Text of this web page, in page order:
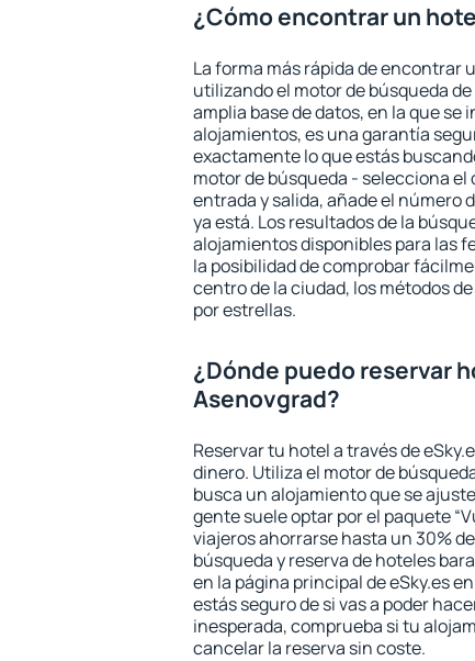
¿Cómo encontrar un
La forma más rápida de encontrar
utilizando el motor de búsqueda
amplia base de datos, en la que
alojamientos, es una garantía
exactamente lo que estás
motor de búsqueda - selecciona
entrada y salida, añade el número
ya está. Los resultados de la
alojamientos disponibles para las
la posibilidad de comprobar
centro de la ciudad, los métodos
por estrellas.
¿Dónde puedo reservar
Asenovgrad?
Reservar tu hotel a través de
dinero. Utiliza el motor de
busca un alojamiento que se
gente suele optar por el paquete
viajeros ahorrarse hasta un 30%
búsqueda y reserva de hoteles
en la página principal de eSky.es
estás seguro de si vas a poder
inesperada, comprueba si tu
cancelar la reserva sin coste.